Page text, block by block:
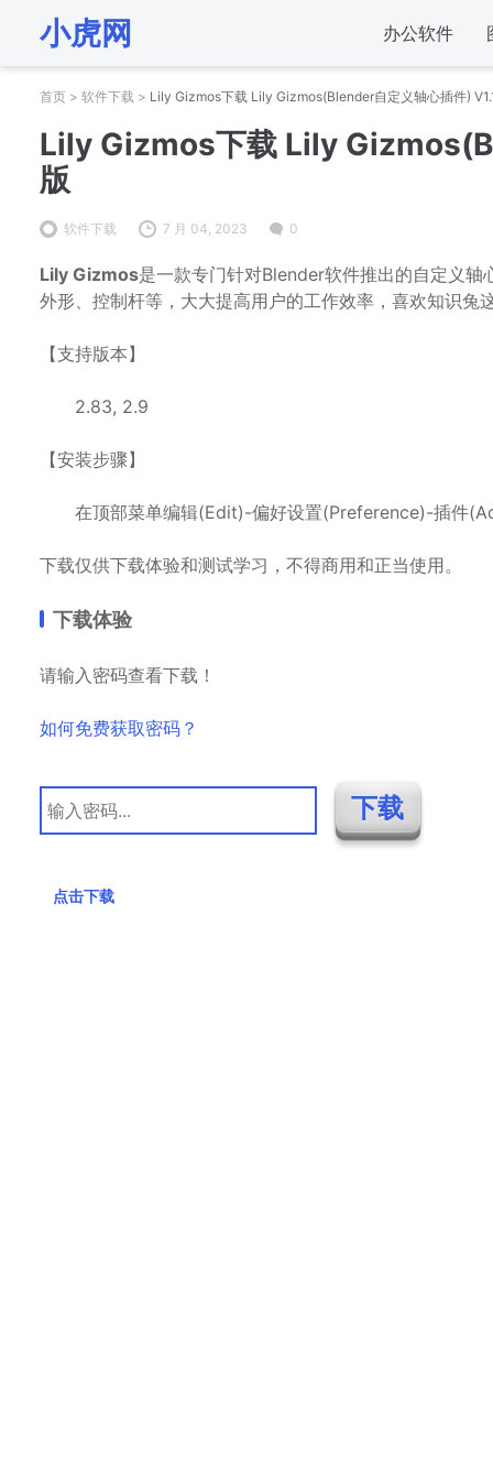
小虎网 办公软件
首页 > 软件下载 > Lily Gizmos下载 Lily Gizmos(Blender自定义轴心插件)
Lily Gizmos下载 Lily
版
软件下载 7 月 04, 2023 0
Lily Gizmos是一款专门针对Blender软件推出的自定义
外形、控制杆等，大大提高用户的工作效率，喜欢知识兔
【支持版本】
2.83, 2.9
【安装步骤】
在顶部菜单编辑(Edit)-偏好设置(Preference)-插件
下载仅供下载体验和测试学习，不得商用和正当使用。
下载体验
请输入密码查看下载！
如何免费获取密码？
点击下载